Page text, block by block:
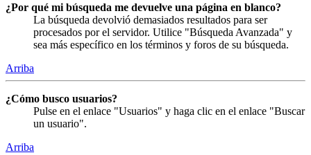
¿Por qué mi búsqueda me devuelve una página en blanco?
La búsqueda devolvió demasiados resultados para ser
procesados por el servidor. Utilice "Búsqueda Avanzada" y
sea más específico en los términos y foros de su búsqueda.
Arriba
¿Cómo busco usuarios?
Pulse en el enlace "Usuarios" y haga clic en el enlace "Buscar
un usuario".
Arriba